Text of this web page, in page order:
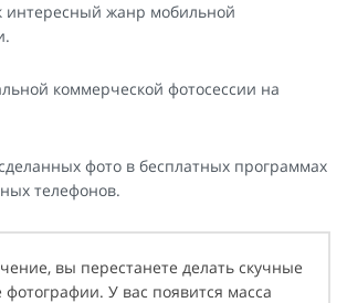
интересный жанр мобильной
коммерческой фотосессии на
фото в бесплатных программах
телефонов.
вы перестанете делать скучные
У вас появится масса